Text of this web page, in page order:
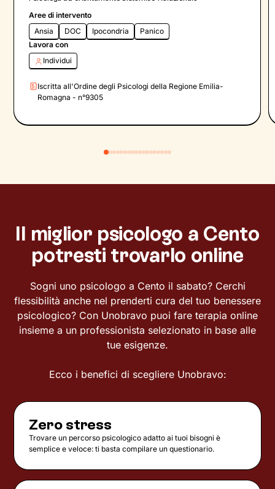
Aree di intervento
Ansia
DOC Ipocondria
Panico
Lavora con
Individui
Iscritta all'Ordine degli Psicologi della Regione Emilia-
Romagna - n°9305
Il miglior psicologo a Cento
potresti trovarlo online
Sogni uno psicologo a Cento il sabato? Cerchi
flessibilità anche nel prenderti cura del tuo benessere
psicologico? Con Unobravo puoi fare terapia online
insieme a un professionista selezionato in base alle
tue esigenze.
Ecco i benefici di scegliere Unobravo:
Zero stress
Trovare un percorso psicologico adatto ai tuoi bisogni è
semplice e veloce: ti basta compilare un questionario.